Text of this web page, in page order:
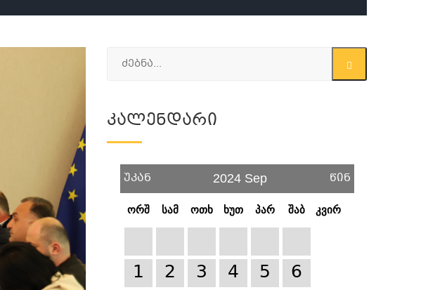
Კალენდარი
უკან 2024 Sep წინ
ორშ სამ ოთხ ხუთ პარ შაბ კვირ
1 2 3 4 5
6